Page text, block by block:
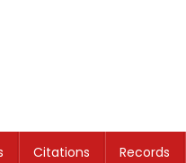
Citations Records